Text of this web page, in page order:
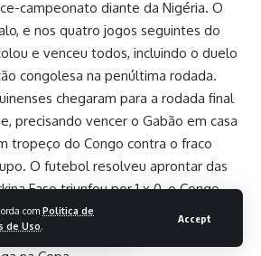
com Politica de
de Uso
Accept
campeonato diante da Nigéria. O
e nos quatro jogos seguintes do
e venceu todos, incluindo o duelo
congolesa na penúltima rodada.
chegaram para a rodada final
precisando vencer o Gabão em casa
tropeço do Congo contra o fraco
O futebol resolveu aprontar das
Faso triunfou por 1 x 0, o Congo
do placar e só empatou por 2 x 2,
de bandeja. Pela frente, restava